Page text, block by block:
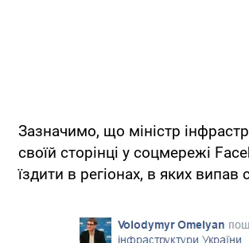
Зазначимо, що міністр
своїй сторінці у соцмережі
їздити в регіонах, в яких випав